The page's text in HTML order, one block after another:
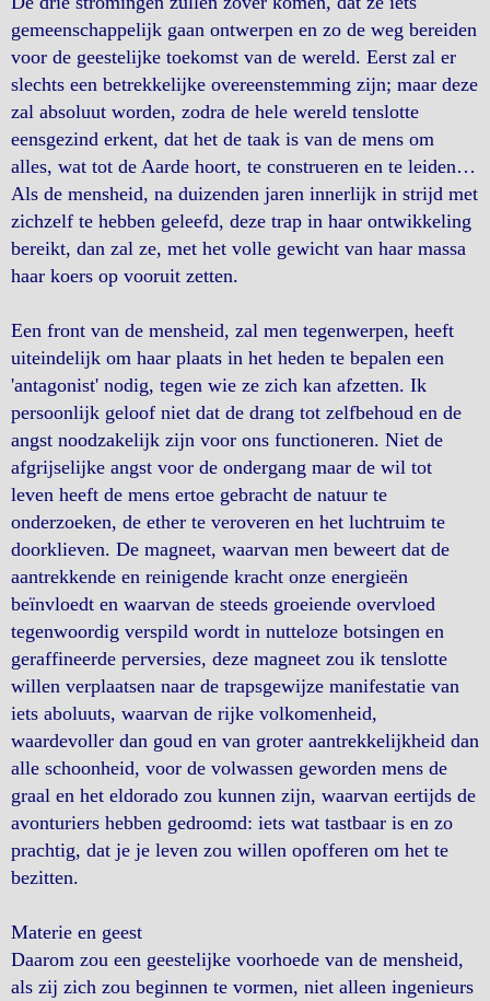
gemeenschappelijk gaan ontwerpen en zo de weg bereiden
voor de geestelijke toekomst van de wereld. Eerst zal er
slechts een betrekkelijke overeenstemming zijn; maar deze
zal absoluut worden, zodra de hele wereld tenslotte
eensgezind erkent, dat het de taak is van de mens om
alles, wat tot de Aarde hoort, te construeren en te leiden…
Als de mensheid, na duizenden jaren innerlijk in strijd met
zichzelf te hebben geleefd, deze trap in haar ontwikkeling
bereikt, dan zal ze, met het volle gewicht van haar massa
haar koers op vooruit zetten.
Een front van de mensheid, zal men tegenwerpen, heeft
uiteindelijk om haar plaats in het heden te bepalen een
'antagonist' nodig, tegen wie ze zich kan afzetten. Ik
persoonlijk geloof niet dat de drang tot zelfbehoud en de
angst noodzakelijk zijn voor ons functioneren. Niet de
afgrijselijke angst voor de ondergang maar de wil tot
leven heeft de mens ertoe gebracht de natuur te
onderzoeken, de ether te veroveren en het luchtruim te
doorklieven. De magneet, waarvan men beweert dat de
aantrekkende en reinigende kracht onze energieën
beïnvloedt en waarvan de steeds groeiende overvloed
tegenwoordig verspild wordt in nutteloze botsingen en
geraffineerde perversies, deze magneet zou ik tenslotte
willen verplaatsen naar de trapsgewijze manifestatie van
iets aboluuts, waarvan de rijke volkomenheid,
waardevoller dan goud en van groter aantrekkelijkheid dan
alle schoonheid, voor de volwassen geworden mens de
graal en het eldorado zou kunnen zijn, waarvan eertijds de
avonturiers hebben gedroomd: iets wat tastbaar is en zo
prachtig, dat je je leven zou willen opofferen om het te
bezitten.
Materie en geest
Daarom zou een geestelijke voorhoede van de mensheid,
als zij zich zou beginnen te vormen, niet alleen ingenieurs